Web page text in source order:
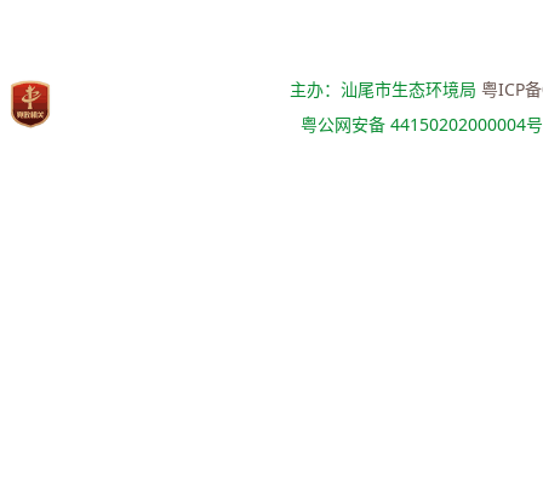
主办：汕尾市生态环境局粤ICP
粤公网安备 44150202000004号